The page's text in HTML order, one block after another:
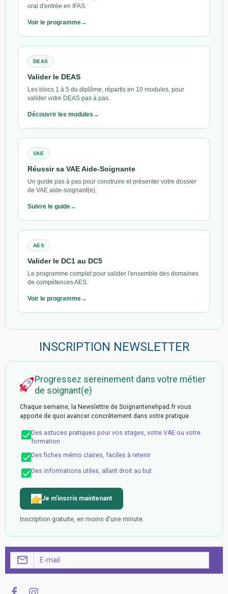
oral d'entrée en IFAS.
Voir le programme
DEAS
Valider le DEAS
Les blocs 1 à 5 du diplôme, répartis en 10 modules, pour
valider votre DEAS pas à pas.
Découvrir les modules
VAE
Réussir sa VAE Aide-Soignante
Un guide pas à pas pour construire et présenter votre dossier
de VAE aide-soignant(e).
Suivre le guide
AES
Valider le DC1 au DC5
Le programme complet pour valider l'ensemble des domaines
de compétences AES.
Voir le programme
INSCRIPTION NEWSLETTER
Progressez sereinement dans votre métier
de soignant(e)
Chaque semaine, la Newslettre de Soignantenehpad.fr vous
apporte de quoi avancer concrètement dans votre pratique.
Des astuces pratiques pour vos stages, votre VAE ou votre
formation
Des fiches mémo claires, faciles à retenir
Des informations utiles, allant droit au but
Je m'inscris maintenant
Inscription gratuite, en moins d'une minute.
OK